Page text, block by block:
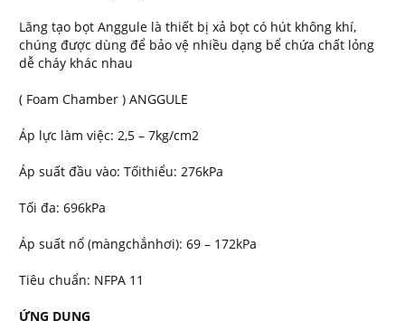
Lăng tạo bọt Anggule là thiết bị xả bọt có hút không khí,
chúng được dùng để bảo vệ nhiều dạng bể chứa chất lỏng
dễ cháy khác nhau
( Foam Chamber ) ANGGULE
Áp lực làm việc: 2,5 – 7kg/cm2
Áp suất đầu vào: Tốithiểu: 276kPa
Tối đa: 696kPa
Áp suất nổ (màngchắnhơi): 69 – 172kPa
Tiêu chuẩn: NFPA 11
ỨNG DỤNG